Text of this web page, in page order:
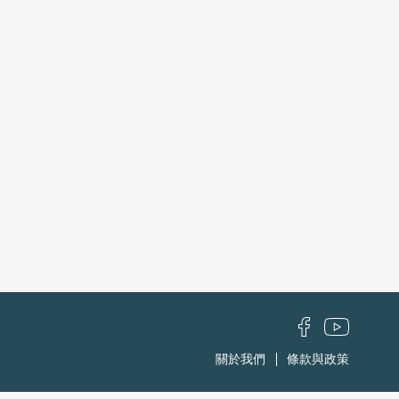
關於我們
條款與政策